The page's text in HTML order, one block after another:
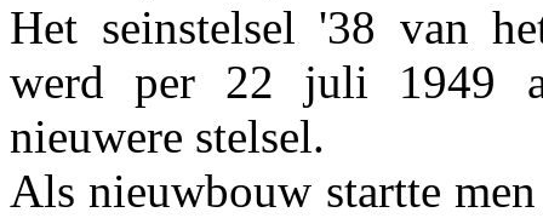
Het seinstelsel '38 van
werd per 22 juli 1949
nieuwere stelsel.
Als nieuwbouw startte